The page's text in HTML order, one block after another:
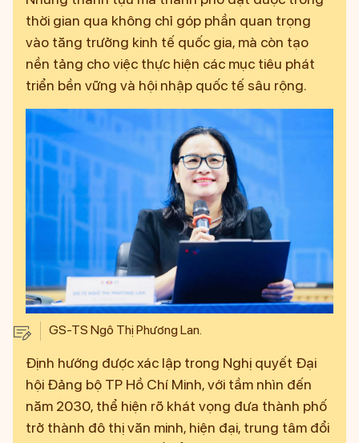
thời gian qua không chỉ góp phần quan trọng
vào tăng trưởng kinh tế quốc gia, mà còn tạo
nền tảng cho việc thực hiện các mục tiêu phát
triển bền vững và hội nhập quốc tế sâu rộng.
GS-TS Ngô Thị Phương Lan.
Định hướng được xác lập trong Nghị quyết Đại
hội Đảng bộ TP Hồ Chí Minh, với tầm nhìn đến
năm 2030, thể hiện rõ khát vọng đưa thành phố
trở thành đô thị văn minh, hiện đại, trung tâm đổi